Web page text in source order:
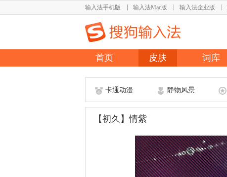
输入法手机版 输入法Mac版 输入法企业版
首页 皮肤 词库
卡通动漫 静物风景
【初久】情紫